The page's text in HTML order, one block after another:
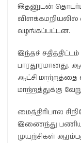
இதனுடன்
விளக்கமறியலில்
வழங்கப்பட்டன.
இந்தச் சதித்திட்டம்
பாரதூரமானது.
ஆட்சி மாற்றத்தை
மாற்றத்துக்கு
மைத்திரிபால
இணைந்து
முயற்சிகள்